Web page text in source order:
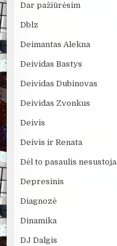
Dar pažiūrėsim
Dblz
Deimantas Alekna
Deividas Bastys
Deividas Dubinovas
Deividas Zvonkus
Deivis
Deivis ir Renata
Dėl to pasaulis nesustoja
Depresinis
Diagnozė
Dinamika
DJ Dalgis